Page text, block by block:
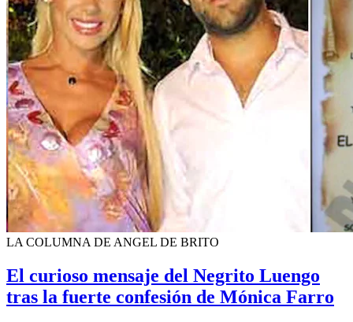
LA COLUMNA DE ANGEL DE BRITO
El curioso mensaje del Negrito Luengo
tras la fuerte confesión de Mónica Farro